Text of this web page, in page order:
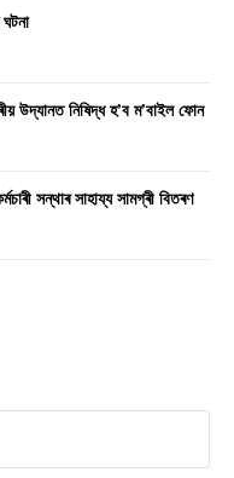
নিষিদ্ধ হ’ব ম’বাইল ফোন
সন্থাৰ সাহায্য সামগ্ৰী বিতৰণ